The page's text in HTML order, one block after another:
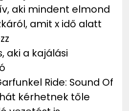
aki mindent elmond
amit x idő alatt
aki a kajálási
Ride: Sound Of
kérhetnek tőle